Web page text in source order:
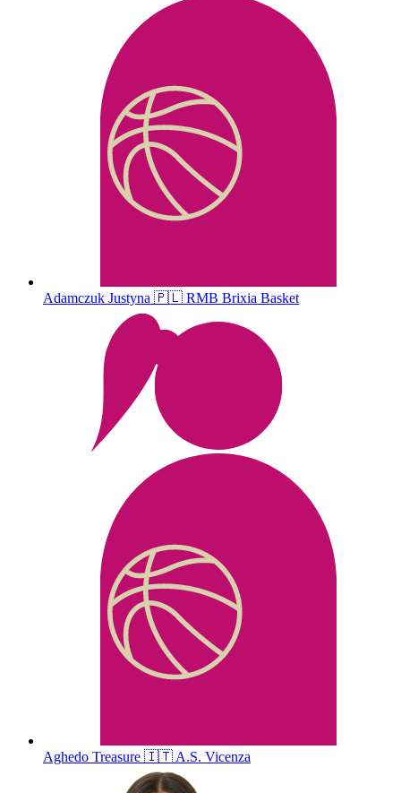
Adamczuk Justyna 🇵🇱 RMB Brixia Basket
Aghedo Treasure 🇮🇹A.S. Vicenza